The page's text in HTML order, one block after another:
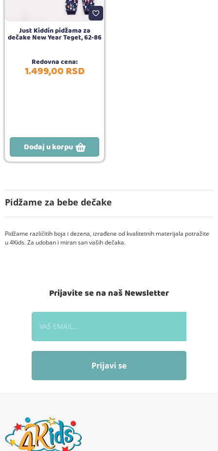
Just Kiddin pidžama za
dečake New Year Teget, 62-86
Redovna cena:
1.499,00RSD
Dodaj u korpu
Pidžame za bebe dečake
Pidžame različitih boja i dezena, izrađene od kvalitetnih materijala potražite
u 4Kids. Za udoban i miran san vaših dečaka.
Prijavite se na naš Newsletter
Prijavi se